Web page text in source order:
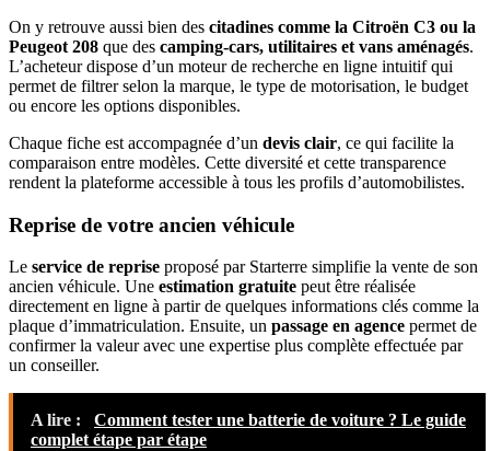
On y retrouve aussi bien des citadines comme la Citroën C3 ou la
Peugeot 208 que des camping-cars, utilitaires et vans aménagés.
L’acheteur dispose d’un moteur de recherche en ligne intuitif qui
permet de filtrer selon la marque, le type de motorisation, le budget
ou encore les options disponibles.
Chaque fiche est accompagnée d’un devis clair, ce qui facilite la
comparaison entre modèles. Cette diversité et cette transparence
rendent la plateforme accessible à tous les profils d’automobilistes.
Reprise de votre ancien véhicule
Le service de reprise proposé par Starterre simplifie la vente de son
ancien véhicule. Une estimation gratuite peut être réalisée
directement en ligne à partir de quelques informations clés comme la
plaque d’immatriculation. Ensuite, un passage en agence permet de
confirmer la valeur avec une expertise plus complète effectuée par
un conseiller.
A lire :
Comment tester une batterie de voiture ? Le guide
complet étape par étape